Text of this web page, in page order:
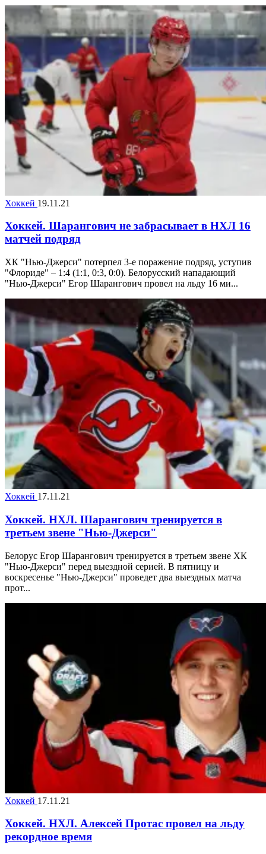
Хоккей 19.11.21
Хоккей. Шарангович не забрасывает в НХЛ 16
матчей подряд
ХК "Нью-Джерси" потерпел 3-е поражение подряд, уступив
"Флориде" – 1:4 (1:1, 0:3, 0:0). Белорусский нападающий
"Нью-Джерси" Егор Шарангович провел на льду 16 ми...
Хоккей 17.11.21
Хоккей. НХЛ. Шарангович тренируется в
третьем звене "Нью-Джерси"
Белорус Егор Шарангович тренируется в третьем звене ХК
"Нью-Джерси" перед выездной серией. В пятницу и
воскресенье "Нью-Джерси" проведет два выездных матча
прот...
Хоккей 17.11.21
Хоккей. НХЛ. Алексей Протас провел на льду
рекордное время